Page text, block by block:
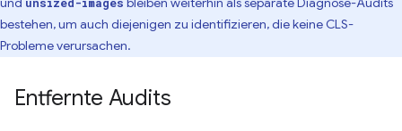
bestehen, um auch diejenigen zu identifizieren, die keine CLS-
Probleme verursachen.
Entfernte Audits